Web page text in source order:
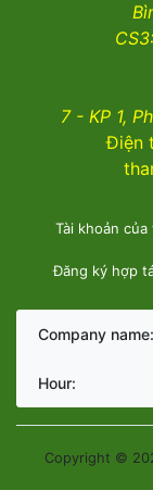
CS3:
7 - KP 1,
Điện
Tài khoản của
Đăng ký hợp
Company name:
Hour:
Copyright ©